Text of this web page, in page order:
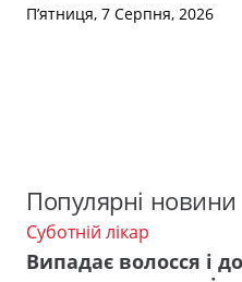
П’ятниця, 7 Серпня, 2026
Популярні новини
Суботній лікар
Випадає волосся і